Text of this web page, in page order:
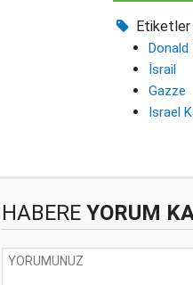
Etiketler
Donald
İsrail
Gazze
Israel
HABERE YORUM